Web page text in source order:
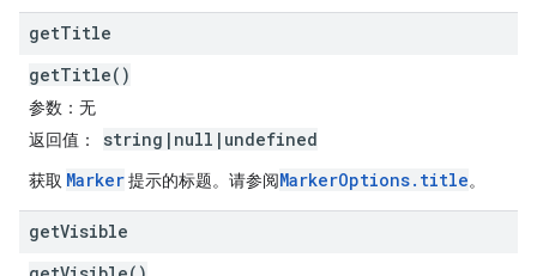
getTitle
getTitle()
参数 ：无
返回值 ： string|null|undefined
获取 Marker提示的标题。请参阅MarkerOptions.title。
getVisible